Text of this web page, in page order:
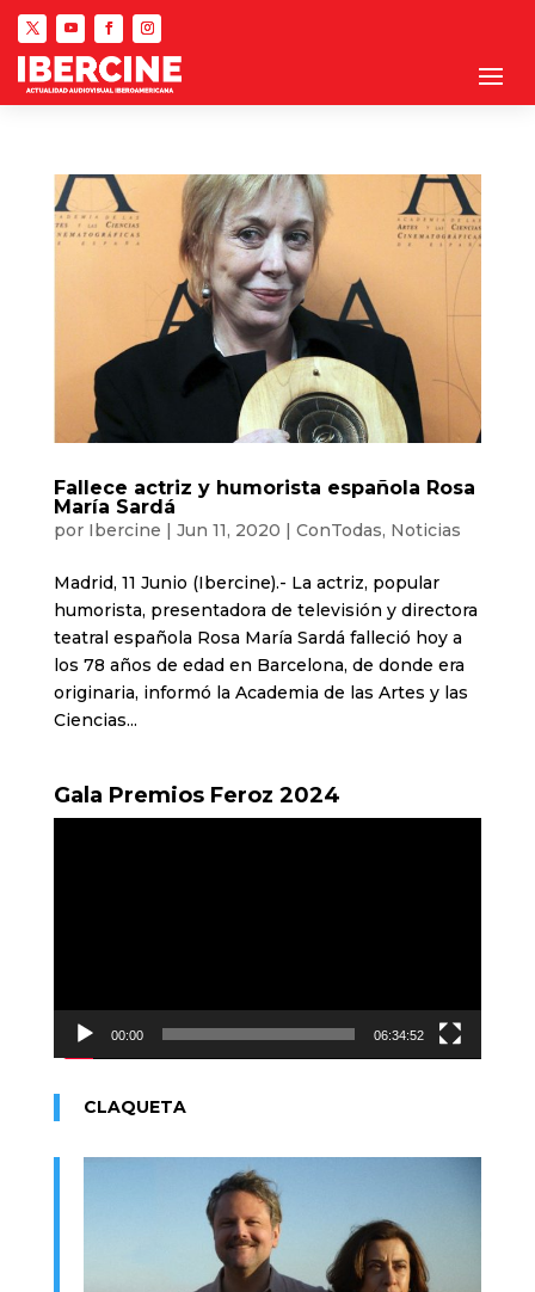
Fallece actriz y humorista española Rosa
María Sardá
por Ibercine | Jun 11, 2020 | ConTodas, Noticias
Madrid, 11 Junio (Ibercine).- La actriz, popular
humorista, presentadora de televisión y directora
teatral española Rosa María Sardá falleció hoy a
los 78 años de edad en Barcelona, de donde era
originaria, informó la Academia de las Artes y las
Ciencias...
Gala Premios Feroz 2024
00:00 06:34:52
CLAQUETA